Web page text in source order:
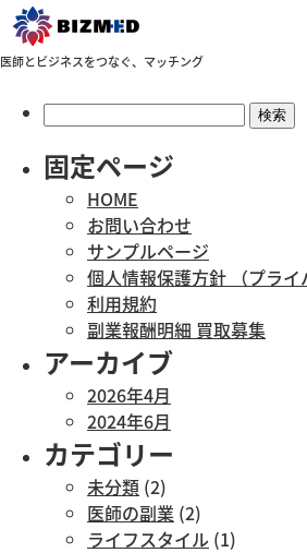
医師とビジネスをつなぐ、マッチング
検
固定ページ
HOME
お問い合わせ
サンプルページ
個人情報保護方針 （プライ
利用規約
副業報酬明細 買取募集
アーカイブ
2026年4月
2024年6月
カテゴリー
未分類 (2)
医師の副業 (2)
ライフスタイル (1)